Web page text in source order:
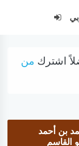
اشترك من
بن أحمد
القاسم